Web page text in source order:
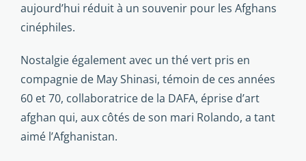
aujourd’hui réduit à un souvenir pour les Afghans
cinéphiles.
Nostalgie également avec un thé vert pris en
compagnie de May Shina­si, témoin de ces années
60 et 70, collaboratrice de la DAFA, éprise d’art
afghan qui, aux côtés de son mari Rolando, a tant
aimé l’Afghanistan.